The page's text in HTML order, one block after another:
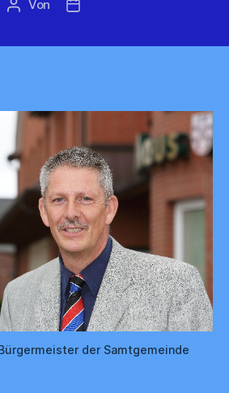
Beitragsautor
Von Beitragsdatum
der Samtgemeinde